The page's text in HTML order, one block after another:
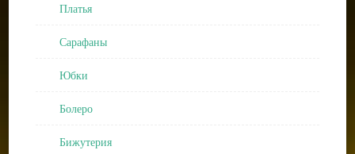
Платья
Сарафаны
Юбки
Болеро
Бижутерия